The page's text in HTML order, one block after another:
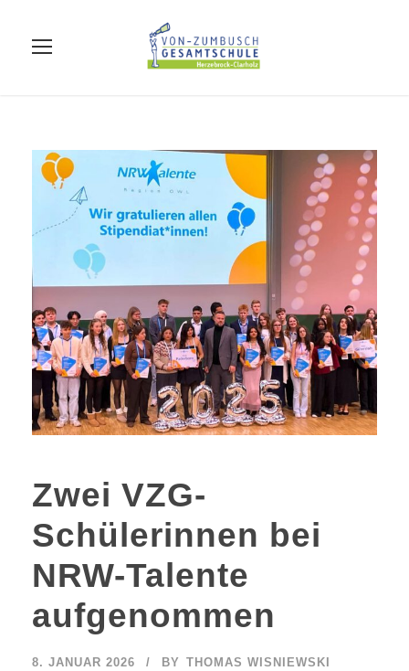
Zwei VZG-
Schülerinnen bei
NRW-Talente
aufgenommen
8. JANUAR 2026 BY THOMAS WISNIEWSKI